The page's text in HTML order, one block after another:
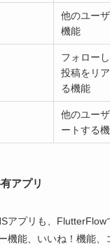
他のユー
機能
フォロー
投稿をリ
る機能
他のユー
ートする
アプリ
アプリも、FlutterFlow
機能、いいね！機能、